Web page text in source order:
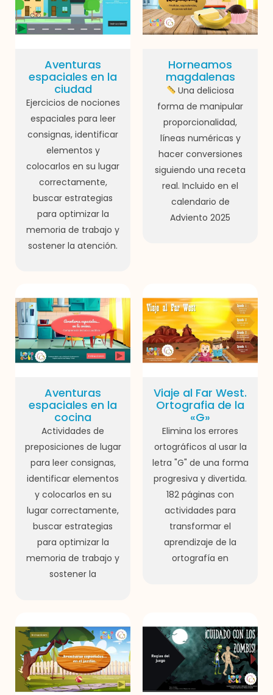
Aventuras
espaciales en la
ciudad
Ejercicios de nociones
espaciales para leer
consignas, identificar
elementos y
colocarlos en su lugar
correctamente,
buscar estrategias
para optimizar la
memoria de trabajo y
sostener la atención.
Horneamos
magdalenas
Una deliciosa
forma de manipular
proporcionalidad,
líneas numéricas y
hacer conversiones
siguiendo una receta
real. Incluido en el
calendario de
Adviento 2025
Aventuras
espaciales en la
cocina
Actividades de
preposiciones de lugar
para leer consignas,
identificar elementos
y colocarlos en su
lugar correctamente,
buscar estrategias
para optimizar la
memoria de trabajo y
sostener la
Viaje al Far West.
Ortografia de la
«G»
Elimina los errores
ortográficos al usar la
letra "G" de una forma
progresiva y divertida.
182 páginas con
actividades para
transformar el
aprendizaje de la
ortografía en